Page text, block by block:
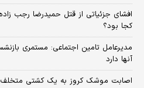
افشای جزئیاتی از قتل حمیدرضا رجب
کجا بود؟
مدیرعامل تامین اجتماعی: مستمری
آنها دارد
اصابت موشک کروز به یک کشتی متخلف